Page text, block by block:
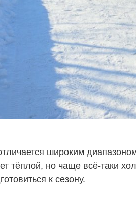
широким
тёплой, но чаще всё-таки
к сезону.